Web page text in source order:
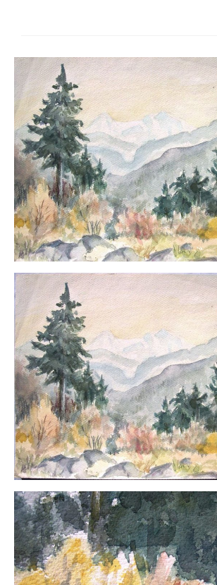
Hamburger Künstler
Münchner Künstler
Pfälzer Künstler
Schwäbische Künstler
Weitere
Expressiver Realismus
Motive
Abstraktion
Industrie & Arbeit
Mediterrane Landschaft
Norddeutsche Landschaften
Süddeutsche Landschaft
Selbstbildnisse
Stillleben
Tägliche Dosis Kunst
Themenflyer
Themenflyer: Trügerische Idyllen